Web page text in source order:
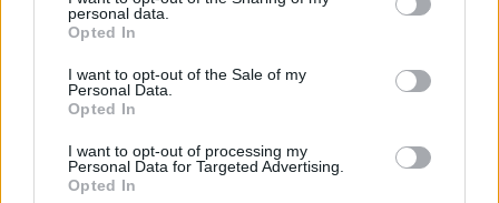
grant or deny consent to Google and its third-party tags to
use your data for below specified purposes in below Google
consent section.
personal data.
Opted In
I want to opt-out of the Sale of my
Personal Data.
Opted In
I want to opt-out of processing my
Personal Data for Targeted Advertising.
Opted In
A tengerfenék alatt négy óriáskábellel kötik össze
Spanyolország és Franciaország villamosenergia-
Elkezdődött a Vizcayai-öblön áthaladó, több mint 300 kilométer
hosszú, a francia és a spanyol villamosenergia-hálózat